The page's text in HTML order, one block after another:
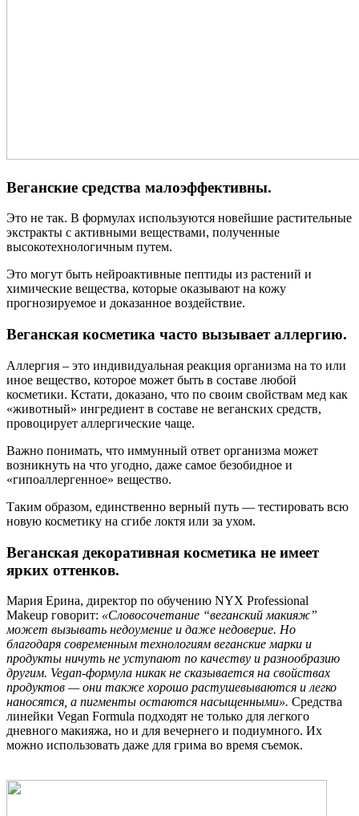
Веганские средства малоэффективны.
Это не так. В формулах используются новейшие растительные
экстракты с активными веществами, полученные
высокотехнологичным путем.
Это могут быть нейроактивные пептиды из растений и
химические вещества, которые оказывают на кожу
прогнозируемое и доказанное воздействие.
Веганская косметика часто вызывает аллергию.
Аллергия – это индивидуальная реакция организма на то или
иное вещество, которое может быть в составе любой
косметики. Кстати, доказано, что по своим свойствам мед как
«животный» ингредиент в составе не веганских средств,
провоцирует аллергические чаще.
Важно понимать, что иммунный ответ организма может
возникнуть на что угодно, даже самое безобидное и
«гипоаллергенное» вещество.
Таким образом, единственно верный путь — тестировать всю
новую косметику на сгибе локтя или за ухом.
Веганская декоративная косметика не имеет
ярких оттенков.
Мария Ерина, директор по обучению NYX Professional
Makeup говорит: «Словосочетание “веганский макияж”
может вызывать недоумение и даже недоверие. Но
благодаря современным технологиям веганские марки и
продукты ничуть не уступают по качеству и разнообразию
другим. Vegan-формула никак не сказывается на свойствах
продуктов — они также хорошо растушевываются и легко
наносятся, а пигменты остаются насыщенными». Средства
линейки Vegan Formula подходят не только для легкого
дневного макияжа, но и для вечернего и подиумного. Их
можно использовать даже для грима во время съемок.